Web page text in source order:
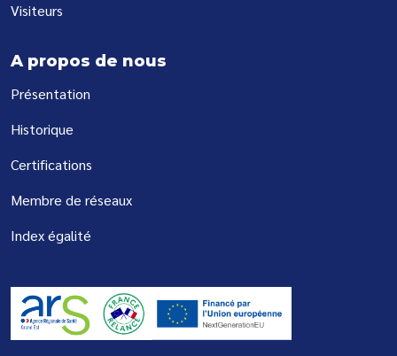
Visiteurs
A propos de nous
Présentation
Historique
Certifications
Membre de réseaux
Index égalité